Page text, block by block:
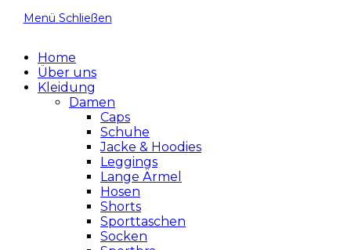
Menü Schließen
Home
Über uns
Kleidung
Damen
Caps
Schuhe
Jacke & Hoodies
Leggings
Lange Ärmel
Hosen
Shorts
Sporttaschen
Socken